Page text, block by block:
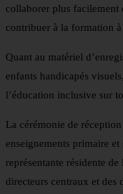
collaborer plus facilement
contribuer à la formation à
Quant au matériel
enfants handicapés
l’éducation inclusive sur
La cérémonie de
enseignements primaire
représentante résidente
directeurs centraux et des